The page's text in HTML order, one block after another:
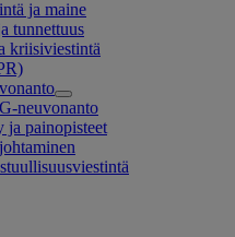
ja maine
tunnettuus
kriisiviestintä
neuvonanto
ja painopisteet